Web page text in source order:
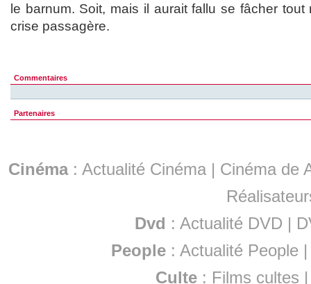
le barnum. Soit, mais il aurait fallu se fâcher
crise passagère.
Commentaires
Partenaires
Cinéma: Actualité Cinéma | Cinéma de
Dvd : Actualité DVD |
People :Actualité People
Culte : Films cultes